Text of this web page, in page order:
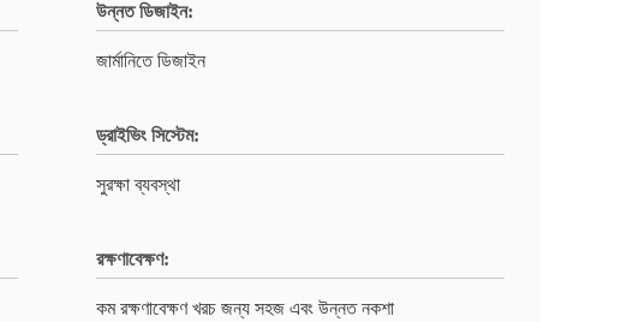
উন্নত ডিজাইন:
জার্মানিতে ডিজাইন
ড্রাইভিং সিস্টেম:
সুরক্ষা ব্যবস্থা
রক্ষণাবেক্ষণ:
কম রক্ষণাবেক্ষণ খরচ জন্য সহজ এবং উন্নত নকশা